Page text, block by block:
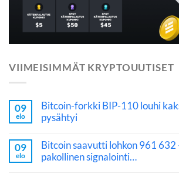
VIIMEISIMMÄT KRYPTOUUTISET
09
elo
Bitcoin-forkki BIP-110 louhi
pysähtyi
09
elo
Bitcoin saavutti lohkon 961 632
pakollinen signalointi…